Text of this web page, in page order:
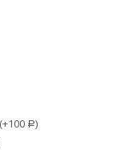
100 Р)